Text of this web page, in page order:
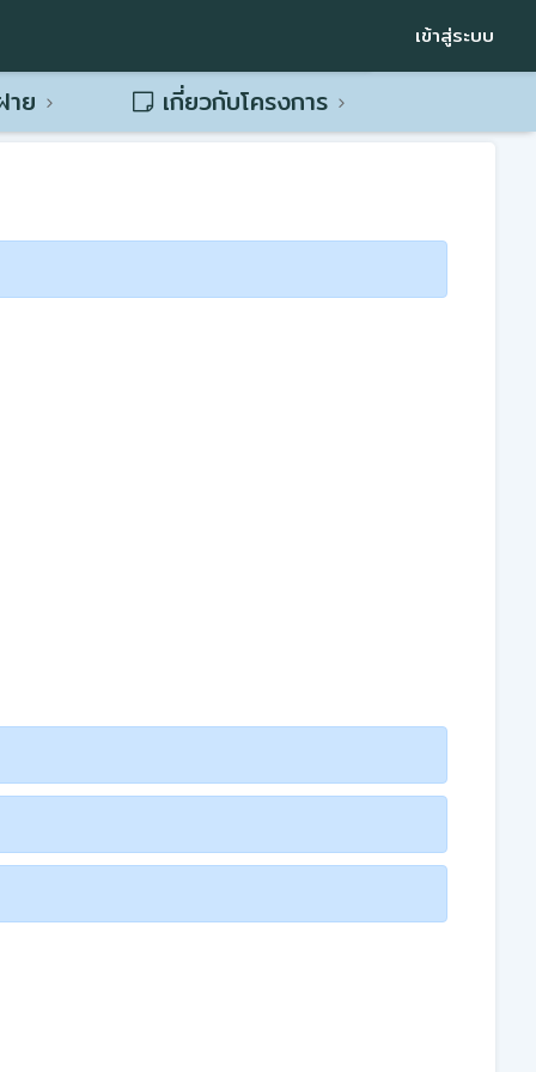
เข้าสู่ระบบ
ย เกี่ยวกับโครงการ